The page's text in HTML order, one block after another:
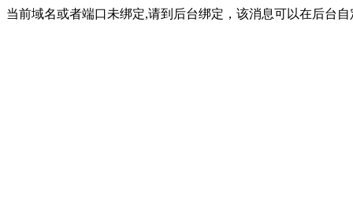
当前域名或者端口未绑定,请到后台绑定，该消息可以在后台自